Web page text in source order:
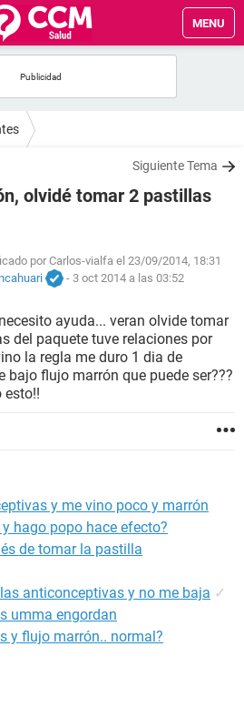
MENU
Siguiente Tema
olvidé tomar 2 pastillas
por Carlos-vialfa el 23/09/2014, 18:31
- 3 oct 2014 a las 03:52
ayuda... veran olvide tomar
del paquete tuve relaciones por
la regla me duro 1 dia de
bajo flujo marrón que puede ser???
esto!!
y me vino poco y marrón
hago popo hace efecto?
de tomar la pastilla
anticonceptivas y no me baja ✓
umma engordan
y flujo marrón.. normal?